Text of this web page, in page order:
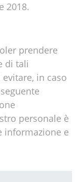
2018.
prendere
di tali
in caso
personale è
informazione e